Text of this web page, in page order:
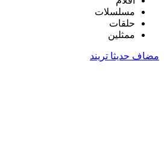
مسلسلات
حلقات
ممثلين
مضاف حديثا تريند